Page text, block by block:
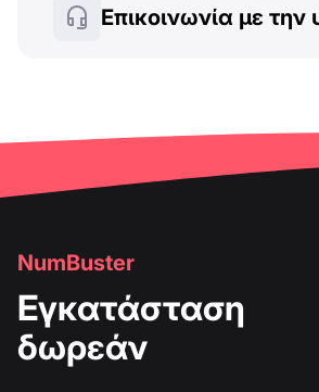
Επικοινωνία με την
NumBuster
Εγκατάσταση
δωρεάν